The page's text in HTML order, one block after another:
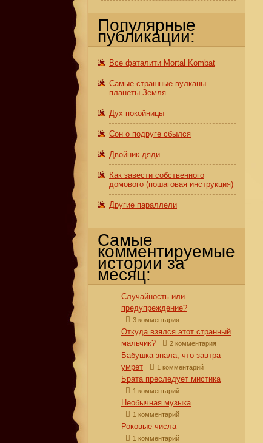
Популярные
публикации:
Все фаталити Mortal Kombat
Самые страшные вулканы
планеты Земля
Дух покойницы
Сон о подруге сбылся
Двойник дяди
Как завести собственного
домового (пошаговая инструкция)
Другие параллели
Самые
комментируемые
истории за
месяц:
Случайность или
предупреждение?
3 комментария
Откуда взялся этот странный
мальчик?
2 комментария
Бабушка знала, что завтра
умрет
1 комментарий
Брата преследует мистика
1 комментарий
Необычная музыка
1 комментарий
Роковые числа
1 комментарий